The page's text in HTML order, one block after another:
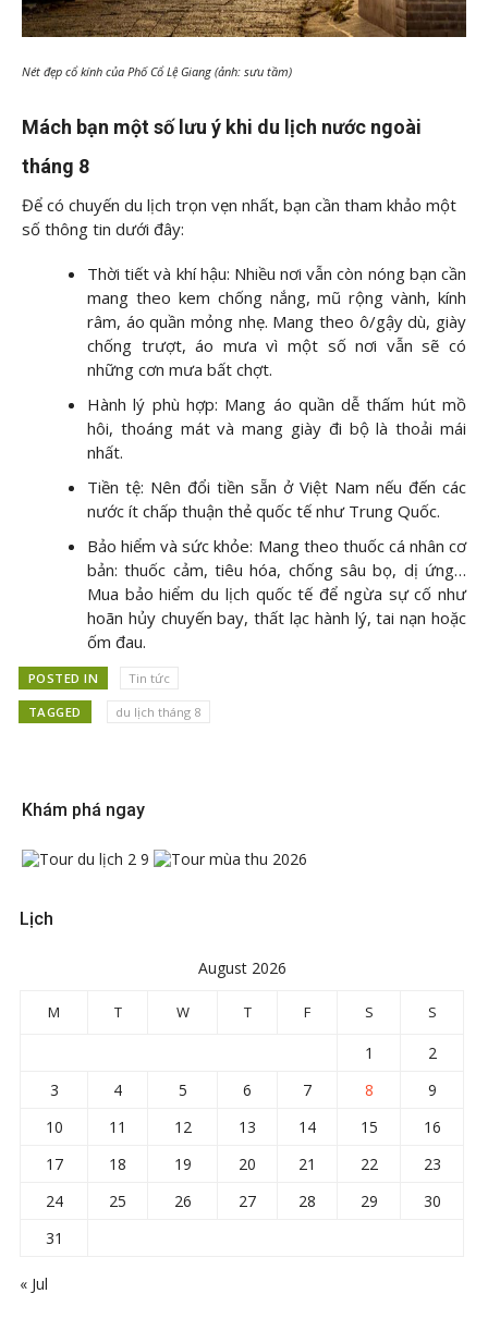
Nét đẹp cổ kính của Phố Cổ Lệ Giang (ảnh: sưu tầm)
Mách bạn một số lưu ý khi du lịch nước ngoài
tháng 8
Để có chuyến du lịch trọn vẹn nhất, bạn cần tham khảo một
số thông tin dưới đây:
Thời tiết và khí hậu: Nhiều nơi vẫn còn nóng bạn cần
mang theo kem chống nắng, mũ rộng vành, kính
râm, áo quần mỏng nhẹ. Mang theo ô/gậy dù, giày
chống trượt, áo mưa vì một số nơi vẫn sẽ có
những cơn mưa bất chợt.
Hành lý phù hợp: Mang áo quần dễ thấm hút mồ
hôi, thoáng mát và mang giày đi bộ là thoải mái
nhất.
Tiền tệ: Nên đổi tiền sẵn ở Việt Nam nếu đến các
nước ít chấp thuận thẻ quốc tế như Trung Quốc.
Bảo hiểm và sức khỏe: Mang theo thuốc cá nhân cơ
bản: thuốc cảm, tiêu hóa, chống sâu bọ, dị ứng…
Mua bảo hiểm du lịch quốc tế để ngừa sự cố như
hoãn hủy chuyến bay, thất lạc hành lý, tai nạn hoặc
ốm đau.
POSTED IN Tin tức
TAGGED du lịch tháng 8
Khám phá ngay
Lịch
August 2026
M T W T F S S
1
2
3
4 5 6 7 8
9
10
11 12 13 14 15
16
17
18 19 20 21 22
23
24
25 26 27 28 29
30
31
« Jul